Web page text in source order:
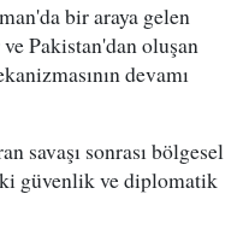
bir araya gelen
Pakistan'dan oluşan
devamı
savaşı sonrası bölgesel
güvenlik ve diplomatik